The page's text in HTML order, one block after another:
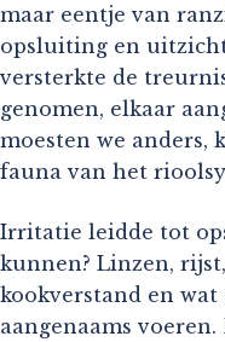
maar eentje van
opsluiting en
versterkte de
genomen, elkaar
moesten we anders,
fauna van het
Irritatie leidde tot
kunnen? Linzen,
kookverstand en
aangenaams